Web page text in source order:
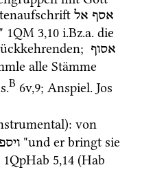
אסף אל
1QM 3,10 i.Bz.a. die
אסוף
alle Stämme
B 6v,9; Anspiel. Jos
: von
"und er bringt sie
1QpHab 5,14 (Hab